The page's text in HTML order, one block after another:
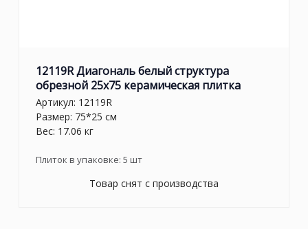
12119R Диагональ белый структура
обрезной 25х75 керамическая плитка
Артикул: 12119R
Размер: 75*25 см
Вес: 17.06 кг
Плиток в упаковке: 5 шт
Товар снят с производства